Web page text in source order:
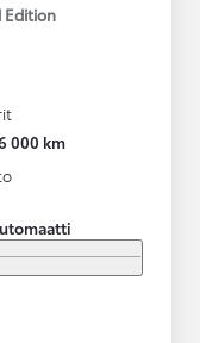
Edition
000 km